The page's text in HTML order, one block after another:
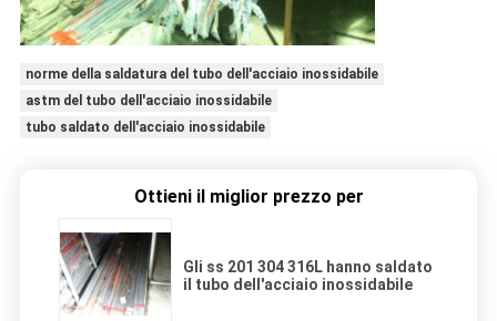
norme della saldatura del tubo dell'acciaio inossidabile
astm del tubo dell'acciaio inossidabile
tubo saldato dell'acciaio inossidabile
Ottieni il miglior prezzo per
Gli ss 201 304 316L hanno saldato
il tubo dell'acciaio inossidabile